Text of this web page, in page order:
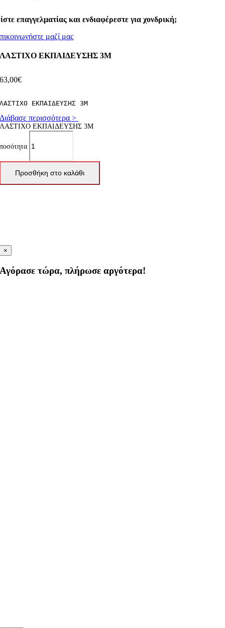
επαγγελματίας και ενδιαφέρεστε για χονδρική;
μαζί μας
ΛΑΣΤΙΧΟ ΕΚΠΑΙΔΕΥΣΗΣ 3M
63,00€
ΛΑΣΤΙΧΟ ΕΚΠΑΙΔΕΥΣΗΣ 3M
Διάβασε περισσότερα >
ΛΑΣΤΙΧΟ ΕΚΠΑΙΔΕΥΣΗΣ 3M
ποσότητα
Προσθήκη στο καλάθι
×
Αγόρασε τώρα, πλήρωσε αργότερα!